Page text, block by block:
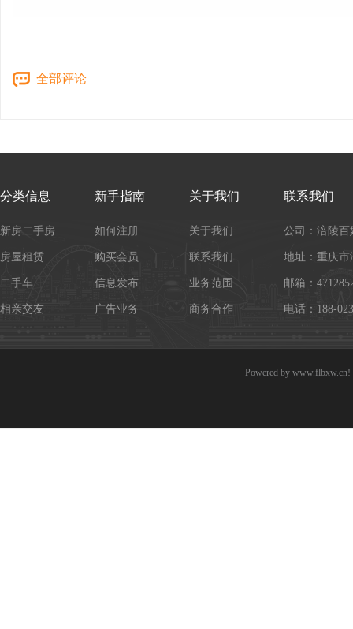
全部评论
分类信息
新房二手房
房屋租赁
二手车
相亲交友
新手指南
如何注册
购买会员
信息发布
广告业务
关于我们
关于我们
联系我们
业务范围
商务合作
联系我们
公司：涪陵百
地址：重庆市
邮箱：
电话：188-
Powered by www.flbxw.cn!